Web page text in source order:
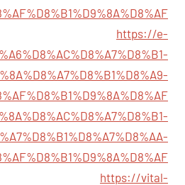
https://e-
https://vital-